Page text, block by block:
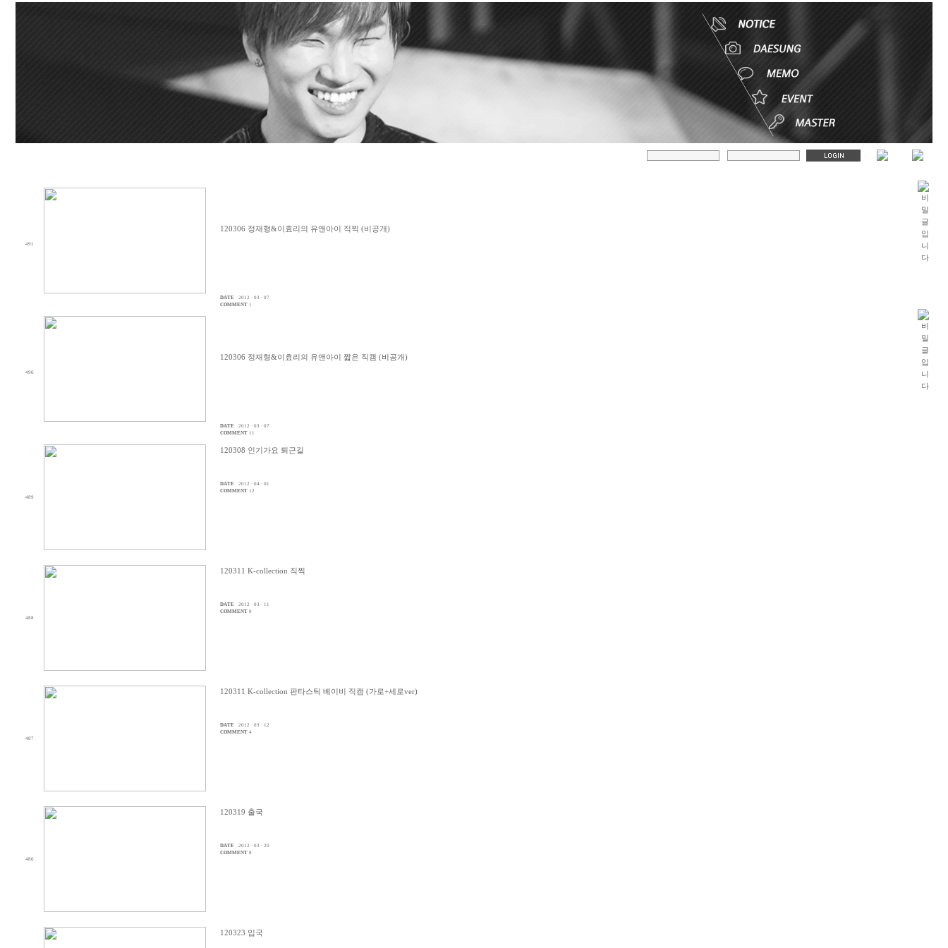
491
120306 정재형&이효리의 유앤아이 직찍 (비공개)
DATE
2012 · 03 · 07
COMMENT
490
120306 정재형&이효리의 유앤아이 짧은 직캠 (비공개)
DATE
2012 · 03 · 07
COMMENT
489
120308 인기가요 퇴근길
DATE
2012 · 04 · 01
COMMENT 12
488
120311 K-collection 직찍
DATE
2012 · 03 · 11
COMMENT 9
487
120311 K-collection 판타스틱 베이비 직캠 (가로+세로ver)
DATE
2012 · 03 · 12
COMMENT 4
486
120319 출국
DATE
2012 · 03 · 20
COMMENT 8
120323 입국